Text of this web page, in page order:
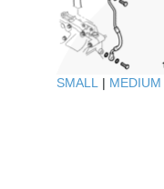
SMALL | MEDIUM